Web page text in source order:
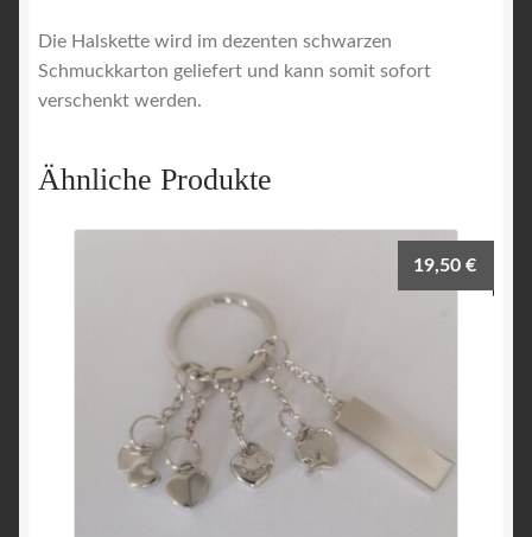
Die Halskette wird im dezenten schwarzen
Schmuckkarton geliefert und kann somit sofort
verschenkt werden.
Ähnliche Produkte
19,50€